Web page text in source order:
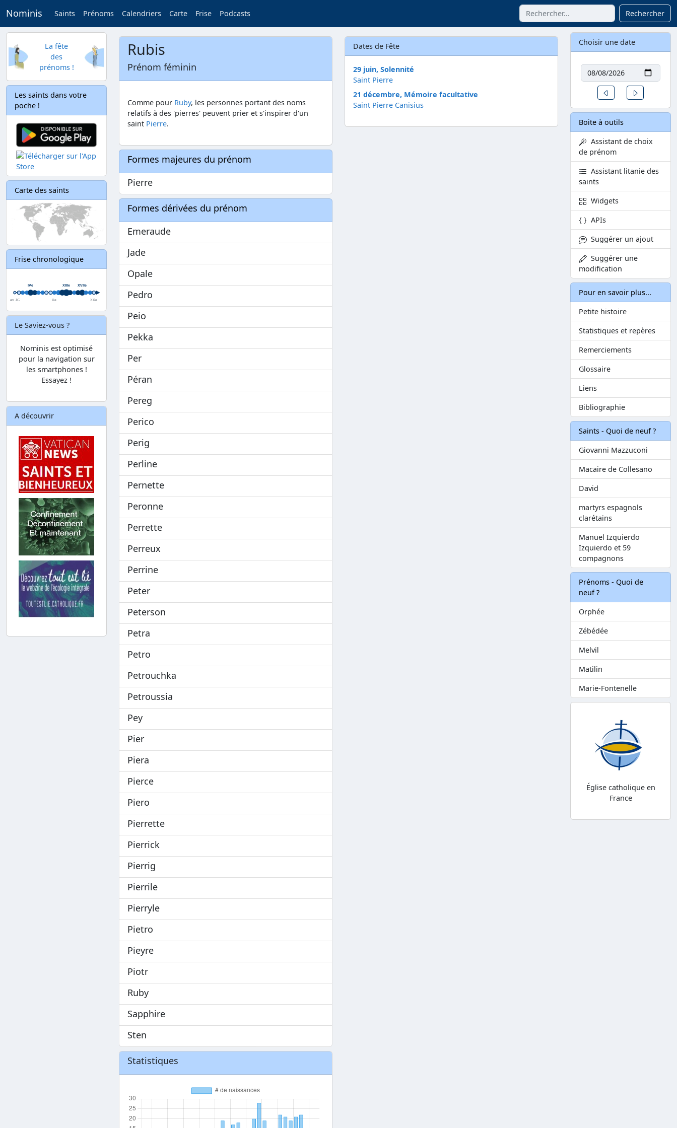
Nominis Saints Prénoms Calendriers Carte Frise Podcasts Rechercher
La fête
des
prénoms !
Les saints dans votre
poche !
Carte des saints
Frise chronologique
Le Saviez-vous ?
Nominis est optimisé
pour la navigation sur
les smartphones !
Essayez !
A découvrir
Rubis
Prénom féminin
Comme pour Ruby, les personnes portant des noms
relatifs à des 'pierres' peuvent prier et s'inspirer d'un
saint Pierre.
Formes majeures du prénom
Pierre
Formes dérivées du prénom
Emeraude
Jade
Opale
Pedro
Peio
Pekka
Per
Péran
Pereg
Perico
Perig
Perline
Pernette
Peronne
Perrette
Perreux
Perrine
Peter
Peterson
Petra
Petro
Petrouchka
Petroussia
Pey
Pier
Piera
Pierce
Piero
Pierrette
Pierrick
Pierrig
Pierrile
Pierryle
Pietro
Pieyre
Piotr
Ruby
Sapphire
Sten
Statistiques
Dates de Fête
29 juin, Solennité
Saint Pierre
21 décembre, Mémoire facultative
Saint Pierre Canisius
Choisir une date
Date
Un jour avant
Boite à outils
Assistant de choix
de prénom
Assistant litanie des
saints
Widgets
APIs
Suggérer un ajout
Suggérer une
modification
Pour en savoir plus...
Petite histoire
Statistiques et repères
Remerciements
Glossaire
Liens
Bibliographie
Saints - Quoi de neuf ?
Giovanni Mazzuconi
Macaire de Collesano
David
martyrs espagnols
clarétains
Manuel Izquierdo
Izquierdo et 59
compagnons
Prénoms - Quoi de
neuf ?
Orphée
Zébédée
Melvil
Matilin
Marie-Fontenelle
Église catholique en
France